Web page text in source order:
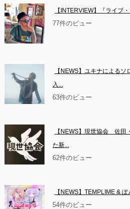
【INTERVIEW】『ライブ
77件のビュー
【NEWS】ユキナによる
入...
63件のビュー
【NEWS】現世協会　佐
た新...
62件のビュー
【NEWS】TEMPLIME &
54件のビュー